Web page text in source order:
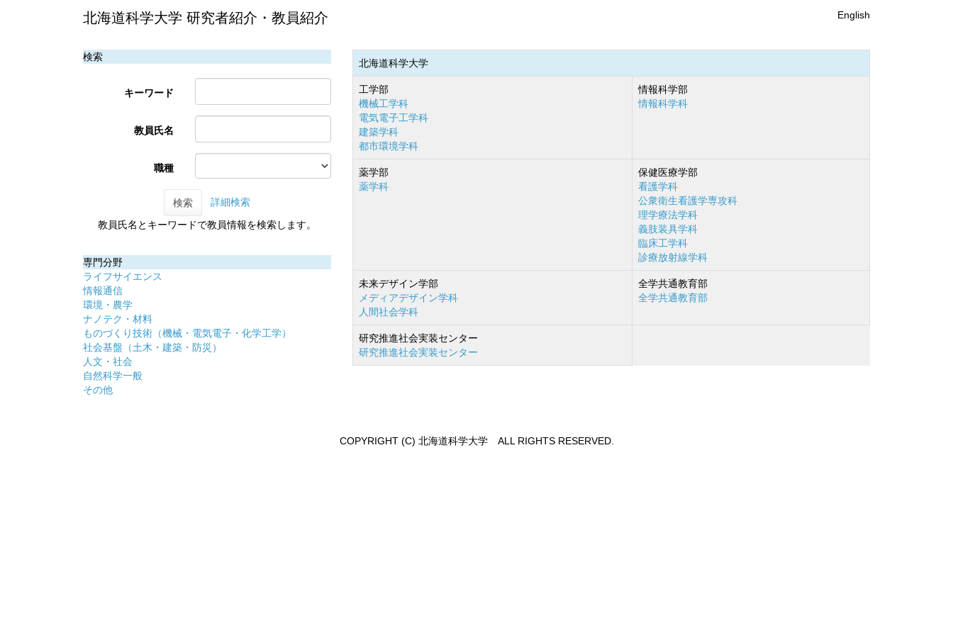
北海道科学大学 研究者紹介・教員紹介 English
検索
キーワード
教員氏名
職種
検索 詳細検索
教員氏名とキーワードで教員情報を検索します。
専門分野
ライフサイエンス
情報通信
環境・農学
ナノテク・材料
ものづくり技術（機械・電気電子・化学工学）
社会基盤（土木・建築・防災）
人文・社会
自然科学一般
その他
北海道科学大学
工学部
機械工学科
電気電子工学科
建築学科
都市環境学科
情報科学部
情報科学科
薬学部
薬学科
保健医療学部
看護学科
公衆衛生看護学専攻科
理学療法学科
義肢装具学科
臨床工学科
診療放射線学科
未来デザイン学部
メディアデザイン学科
人間社会学科
全学共通教育部
全学共通教育部
研究推進社会実装センター
研究推進社会実装センター
COPYRIGHT (C) 北海道科学大学 ALL RIGHTS RESERVED.